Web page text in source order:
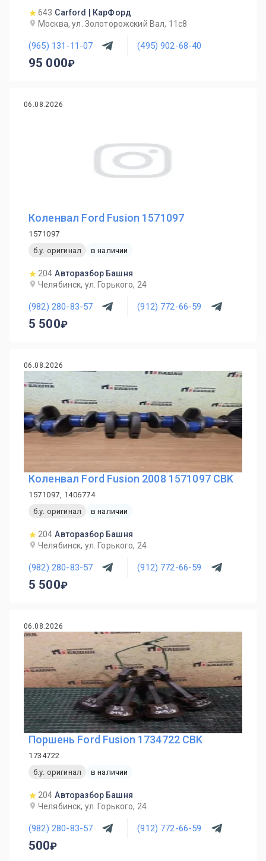
643 Carford | КарФорд
Москва, ул. Золоторожский Вал, 11с8
(965) 131-11-07 (495) 902-68-40
95 000
06.08.2026
Коленвал Ford Fusion 1571097
1571097
б.у. оригинал
в наличии
204 Авторазбор Башня
Челябинск, ул. Горького, 24
(982) 280-83-57 (912) 772-66-59
5 500
06.08.2026
Коленвал Ford Fusion 2008 1571097 CBK
1571097, 1406774
б.у. оригинал
в наличии
204 Авторазбор Башня
Челябинск, ул. Горького, 24
(982) 280-83-57 (912) 772-66-59
5 500
06.08.2026
Поршень Ford Fusion 1734722 CBK
1734722
б.у. оригинал
в наличии
204 Авторазбор Башня
Челябинск, ул. Горького, 24
(982) 280-83-57 (912) 772-66-59
500